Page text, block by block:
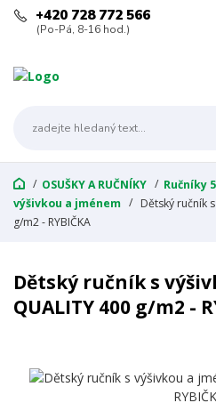
+420 728 772 566
(Po-Pá, 8-16 hod.)
OSUŠKY A RUČNÍKY Ručníky
výšivkou a jménem
Dětský ručník
g/m2 - RYBIČKA
Dětský ručník s
QUALITY 400 g/m2 -